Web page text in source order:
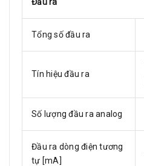
Tổng số đầu ra
Tín hiệu đầu ra
Số lượng đầu ra analog
Đầu ra dòng điện tương
tự [mA]